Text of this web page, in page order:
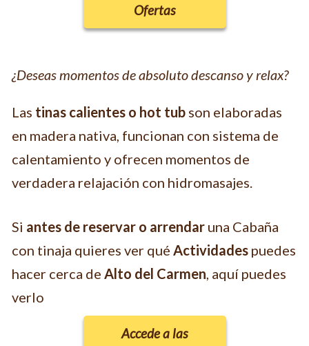
Ofertas
¿Deseas momentos de absoluto descanso y relax?
Las tinas calientes o hot tub son elaboradas
en madera nativa, funcionan con sistema de
calentamiento y ofrecen momentos de
verdadera relajación con hidromasajes.
Si antes de reservar o arrendar una Cabaña
con tinaja quieres ver qué Actividades puedes
hacer cerca de Alto del Carmen , aquí puedes
verlo
Accede a las